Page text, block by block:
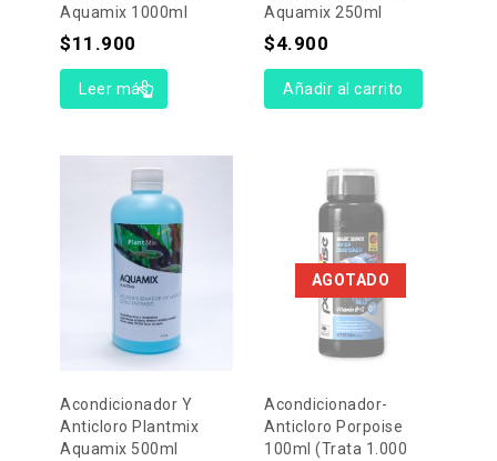
Aquamix 1000ml
$11.900
Leer más
Aquamix 250ml
$4.900
Añadir al carrito
Acondicionador Y
Anticloro Plantmix
Aquamix 500ml
AGOTADO
Acondicionador-
Anticloro Porpoise
100ml (Trata 1.000